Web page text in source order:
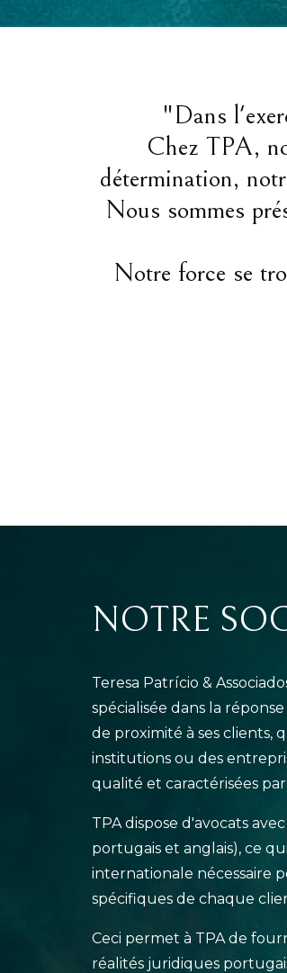
"Dans
Chez TPA,
détermination,
Nous sommes
Notre force se
NOTRE
Teresa Patrício &
spécialisée dans la
de proximité à ses clients,
institutions ou des
qualité et caractérisées
TPA dispose d'avocats
portugais et anglais), ce
internationale nécessaire
spécifiques de chaque
Ceci permet à TPA de
réalités juridiques